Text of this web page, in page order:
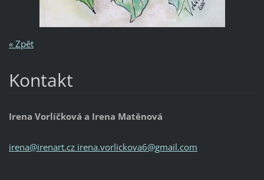
« Zpět
Kontakt
Irena Vorlíčková a Irena Matěnová
irena@irenart.cz irena.vorlickova6@gmail.com